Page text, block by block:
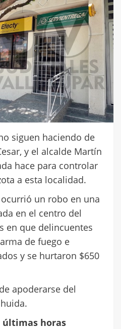
siguen haciendo de
y el alcalde Martín
hace para controlar
a esta localidad.
un robo en una
en el centro del
en que delincuentes
de fuego e
y se hurtaron $650
apoderarse del
últimas horas